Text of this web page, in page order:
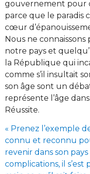
gouvernement pour
parce que le paradis
cœur
Nous ne connaissons
notre pays et
la République qui
comme s’il insultait
son âge sont un
représente l’âge
Réussite.
« Prenez l’exemple
connu et reconnu
revenir dans son
complications, il